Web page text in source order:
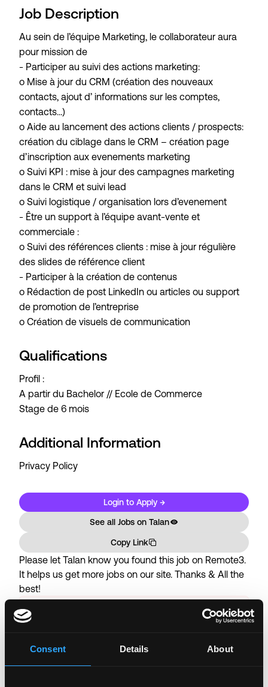
Consent Details About
Job Description
Au sein de l’équipe Marketing, le collaborateur aura
pour mission de
- Participer au suivi des actions marketing:
o Mise à jour du CRM (création des nouveaux
contacts, ajout d’ informations sur les comptes,
contacts…)
o Aide au lancement des actions clients / prospects:
création du ciblage dans le CRM – création page
d’inscription aux evenements marketing
o Suivi KPI : mise à jour des campagnes marketing
dans le CRM et suivi lead
o Suivi logistique / organisation lors d’evenement
- Être un support à l’équipe avant-vente et
commerciale :
o Suivi des références clients : mise à jour régulière
des slides de référence client
- Participer à la création de contenus
o Rédaction de post LinkedIn ou articles ou support
de promotion de l’entreprise
o Création de visuels de communication
Qualifications
Profil :
A partir du Bachelor // Ecole de Commerce
Stage de 6 mois
Additional Information
Privacy Policy
Login to Apply →
See all Jobs on Talan
Copy Link
Please let Talan know you found this job on Remote3.
It helps us get more jobs on our site. Thanks & All the
best!
Important:
For your security, please only use well-
known video meeting platforms like Google Meet or
sensitive information like wallet addresses or ENS